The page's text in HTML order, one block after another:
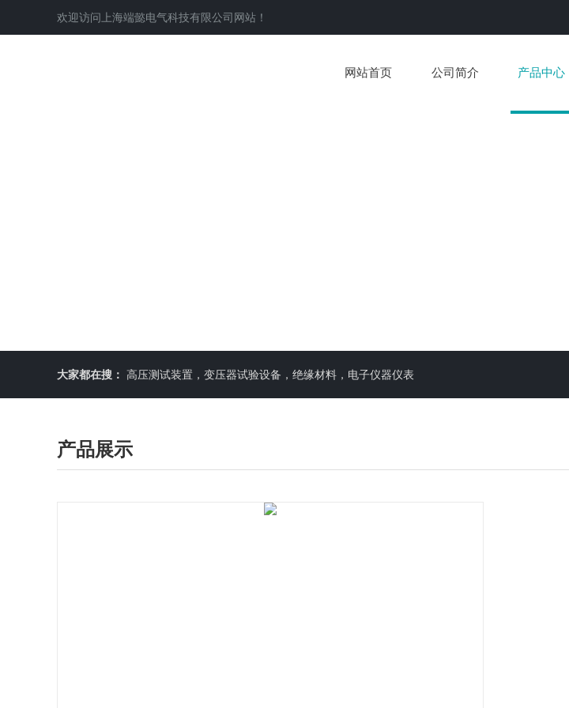
欢迎访问 上海端懿电气科技有限公司 网站！
网站首页 公司简介 产品中心
大家都在搜： 高压测试装置，变压器试验设备，绝缘材料，电子仪器仪表
产品展示